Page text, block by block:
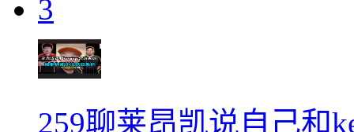
3
259聊莱昂凯说自己和